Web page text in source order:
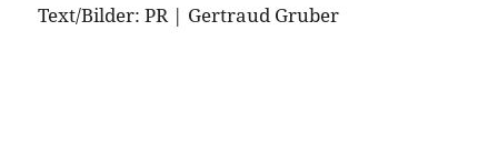
Text/Bilder: PR | Gertraud Gruber